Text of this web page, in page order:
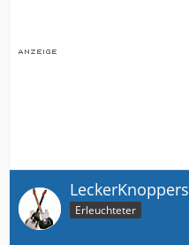
LeckerKnoppers
Erleuchteter